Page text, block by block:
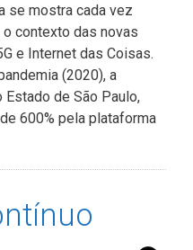
se mostra cada vez
contexto das novas
e Internet das Coisas.
(2020), a
de São Paulo,
600% pela plataforma